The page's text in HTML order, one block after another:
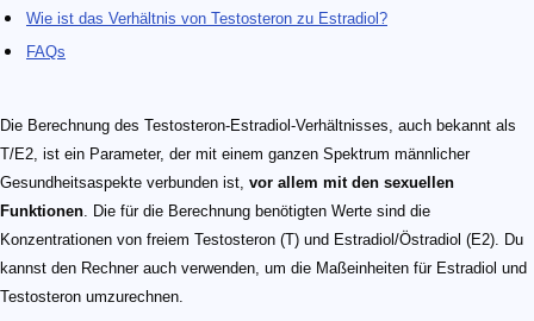
Wie ist das Verhältnis von Testosteron zu Estradiol?
FAQs
Die Berechnung des Testosteron-Estradiol-Verhältnisses, auch bekannt als
T/E2, ist ein Parameter, der mit einem ganzen Spektrum männlicher
Gesundheitsaspekte verbunden ist, vor allem mit den sexuellen
Funktionen. Die für die Berechnung benötigten Werte sind die
Konzentrationen von freiem Testosteron (T) und Estradiol/Östradiol (E2). Du
kannst den Rechner auch verwenden, um die Maßeinheiten für Estradiol und
Testosteron umzurechnen.